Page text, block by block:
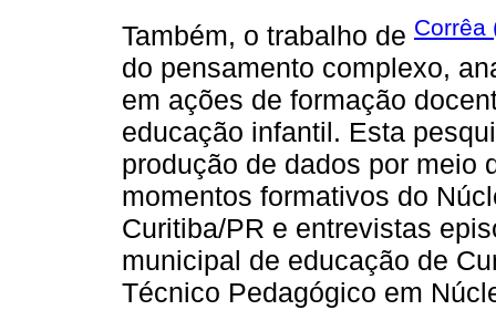
Também, o trabalho de Corrêa
do pensamento complexo,
em ações de formação
educação infantil. Esta
produção de dados por meio
momentos formativos do
Curitiba/PR e entrevistas
municipal de educação de
Técnico Pedagógico em